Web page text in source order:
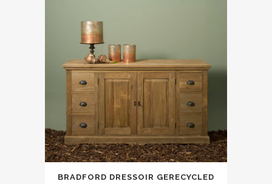
BRADFORD DRESSOIR GERECYCLED